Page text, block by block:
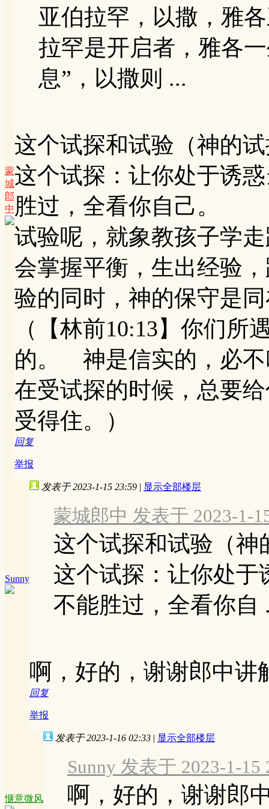
蒙
城
郎
中
亚伯拉罕，以撒，雅
拉罕是开启者，雅各
息”，以撒则 ...
这个试探和试验（神的
这个试探：让你处于诱
胜过，全看你自己。
试验呢，就象教孩子学
会掌握平衡，生出经验
验的同时，神的保守是
（【林前10:13】你们
的。 神是信实的，必不
在受试探的时候，总要
受得住。）
回复
举报
Sunny
发表于 2023-1-15 23:59 | 显示全部楼层
蒙城郎中 发表于 2023-1-
这个试探和试验（神
这个试探：让你处于
不能胜过，全看你自
啊，好的，谢谢郎中讲
回复
举报
惬意微风
发表于 2023-1-16 02:33 | 显示全部楼层
Sunny 发表于 2023-1-15
啊，好的，谢谢郎